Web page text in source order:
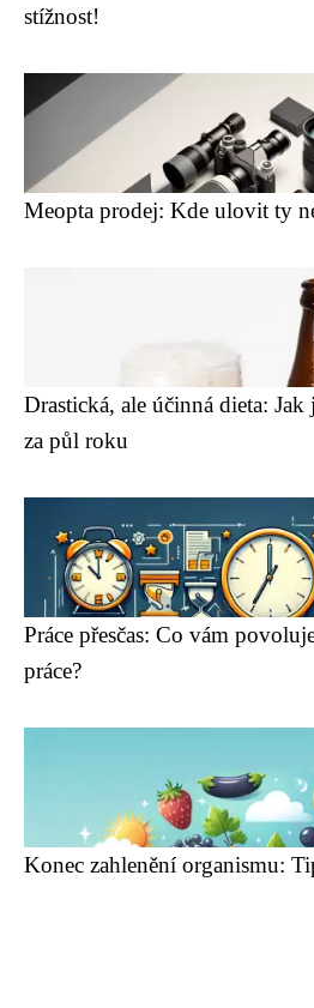
stížnost!
Meopta prodej: Kde ulovit ty
Drastická, ale účinná dieta:
za půl roku
Práce přesčas: Co vám
práce?
Konec zahlenění organismu: